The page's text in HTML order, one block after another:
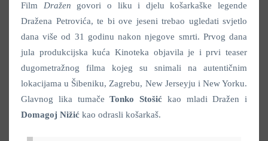
Film Dražen govori o liku i djelu košarkaške legende
Dražena Petrovića, te bi ove jeseni trebao ugledati svjetlo
dana više od 31 godinu nakon njegove smrti. Prvog dana
jula produkcijska kuća Kinoteka objavila je i prvi teaser
dugometražnog filma kojeg su snimali na autentičnim
lokacijama u Šibeniku, Zagrebu, New Jerseyju i New Yorku.
Glavnog lika tumačeTonko Stošić kao mladi Dražen i
Domagoj Nižić kao odrasli košarkaš.